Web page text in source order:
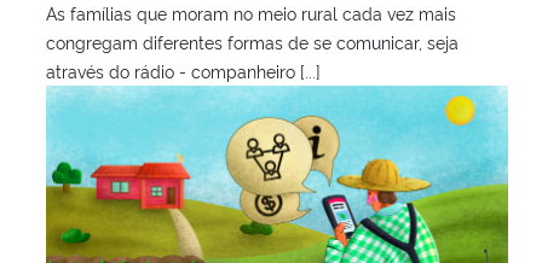
As famílias que moram no meio rural cada vez mais
congregam diferentes formas de se comunicar, seja
através do rádio - companheiro [...]